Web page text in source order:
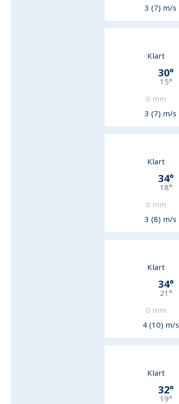
3 (7) m/s
Klart
30°
15°
0 mm
3 (7) m/s
Klart
34°
18°
0 mm
3 (8) m/s
Klart
34°
21 °
0 mm
4 (10) m/s
Klart
32°
19°